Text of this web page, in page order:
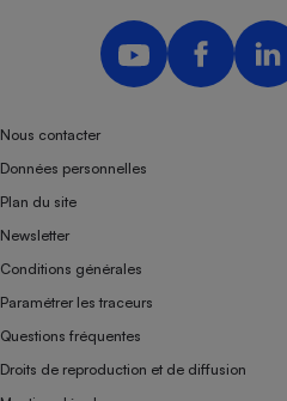
Nous contacter
Données personnelles
Plan du site
Newsletter
Conditions générales
Paramétrer les traceurs
Questions fréquentes
Droits de reproduction et de diffusion